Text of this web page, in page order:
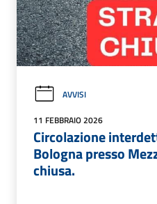
AVVISI
11 FEBBRAIO 2026
Circolazione
Bologna presso
chiusa.